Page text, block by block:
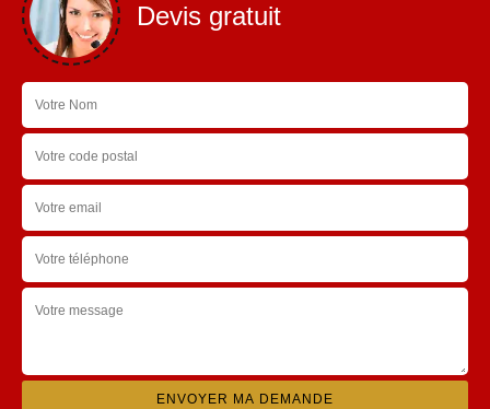
Devis gratuit